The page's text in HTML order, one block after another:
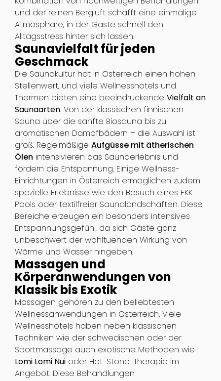
und der reinen Bergluft schafft eine einmalige
Atmosphäre, in der Gäste schnell den
Alltagsstress hinter sich lassen.
Saunavielfalt für jeden
Geschmack
Die Saunakultur hat in Österreich einen hohen
Stellenwert, und viele Wellnesshotels und
Thermen bieten eine beeindruckende Vielfalt an
Saunaarten. Von der klassischen finnischen
Sauna über die sanfte Biosauna bis zu
aromatischen Dampfbädern – die Auswahl ist
groß. Regelmäßige Aufgüsse mit ätherischen
Ölen intensivieren das Saunaerlebnis und
fördern die Entspannung. Einige Wellness-
Einrichtungen in Österreich ermöglichen zudem
spezielle Erlebnisse wie den Besuch eines FKK-
Pools oder textilfreier Saunalandschaften. Diese
Bereiche erzeugen ein besonders intensives
Entspannungsgefühl, da sich Gäste ganz
unbeschwert der wohltuenden Wirkung von
Wärme und Wasser hingeben.
Massagen und
Körperanwendungen von
Klassik bis Exotik
Massagen gehören zu den beliebtesten
Wellnessanwendungen in Österreich. Viele
Wellnesshotels haben neben klassischen
Techniken wie der schwedischen oder der
Sportmassage auch exotische Methoden wie
Lomi Lomi Nuioder Hot-Stone-Therapie im
Angebot. Diese Behandlungen